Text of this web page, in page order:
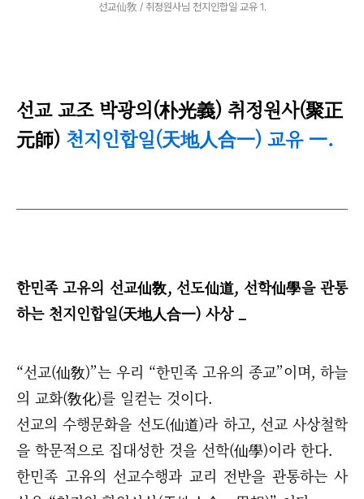
선교仙敎 / 취정원사님 천지인합일 교유 1.
선교 교조 박광의(朴光義) 취정원사(聚正
元師) 천지인합일(天地人合一) 교유 一.
한민족 고유의 선교仙敎, 선도仙道, 선학仙學을 관통
하는 천지인합일(天地人合一) 사상 _
“선교(仙敎)”는 우리 “한민족 고유의 종교”이며, 하늘
의 교화(敎化)를 일컫는 것이다.
선교의 수행문화을 선도(仙道)라 하고, 선교 사상철학
을 학문적으로 집대성한 것을 선학(仙學)이라 한다.
한민족 고유의 선교수행과 교리 전반을 관통하는 사